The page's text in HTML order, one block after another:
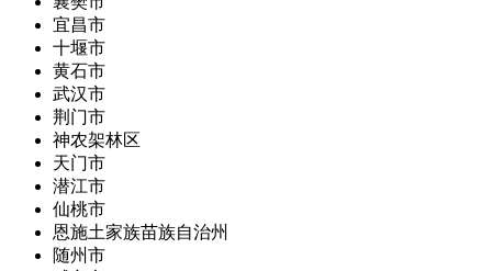
宜昌市
十堰市
黄石市
武汉市
荆门市
神农架林区
天门市
潜江市
仙桃市
恩施土家族苗族自治州
随州市